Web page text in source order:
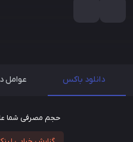
دانلود باکس عوامل
حجم مصرفی شما